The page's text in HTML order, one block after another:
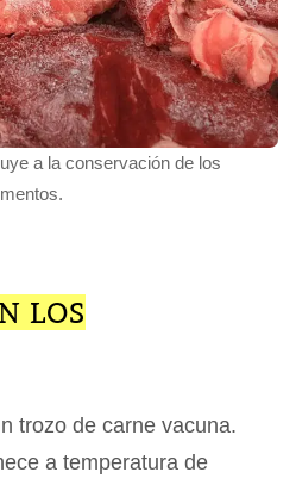
a la conservación de los
LOS
trozo de carne vacuna.
a temperatura de